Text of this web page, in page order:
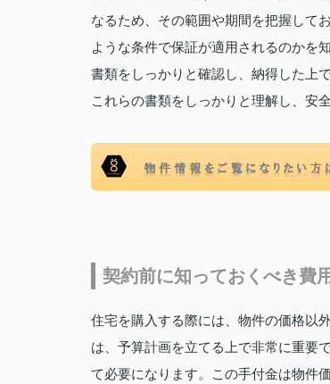
なるため、その範囲や期間を把握して
ような条件で保証が適用されるのかを
書類をしっかりと確認し、納得した上
これらの書類をしっかりと理解し、安
契約前に知っておくべき費
住宅を購入する際には、物件の価格以
は、予算計画を立てる上で非常に重要
て必要になります。この手付金は物件